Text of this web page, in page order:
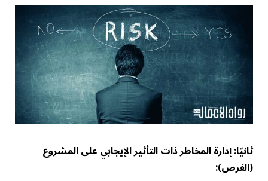
ثانيًا: إدارة المخاطر ذات التأثير الإيجابي على المشروع
(الفرص):